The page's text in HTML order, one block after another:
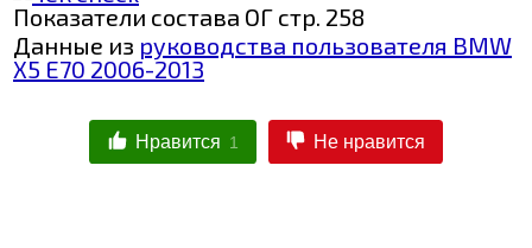
Показатели состава ОГ стр. 258
Данные из руководства пользователя BMW
X5 E70 2006-2013
Нравится 1 Не нравится